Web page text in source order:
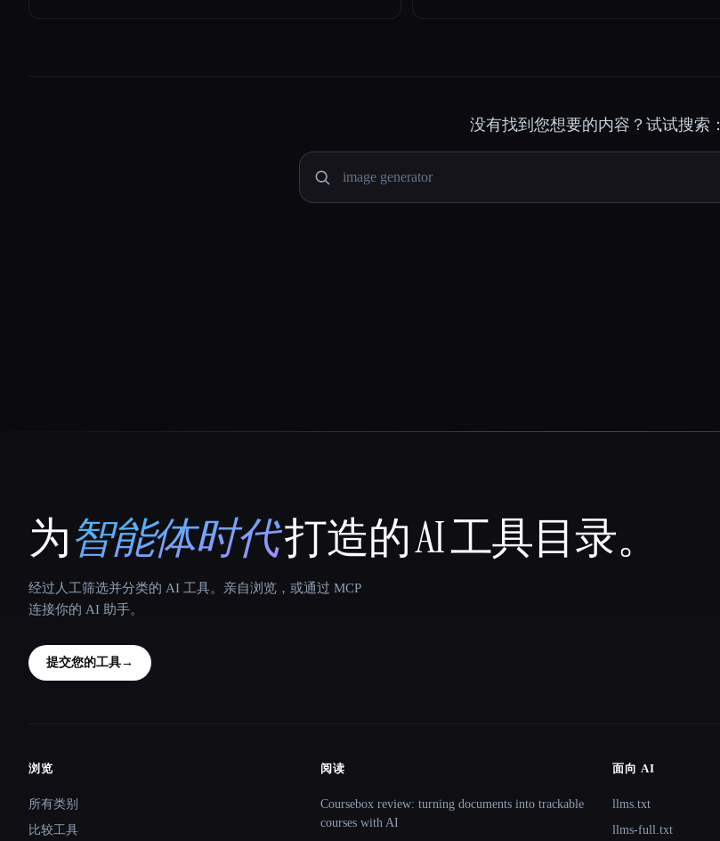
没有找到您想要的内容？试试搜索：
That AI Collection
为智能体时代打造的 AI 工具目录。
经过人工筛选并分类的 AI 工具。亲自浏览，或通过 MCP
连接你的 AI 助手。
提交您的工具→
Site navigation
浏览
所有类别
比较工具
阅读
Coursebox review: turning documents into trackable
courses with AI
面向 AI
llms.txt
llms-full.txt